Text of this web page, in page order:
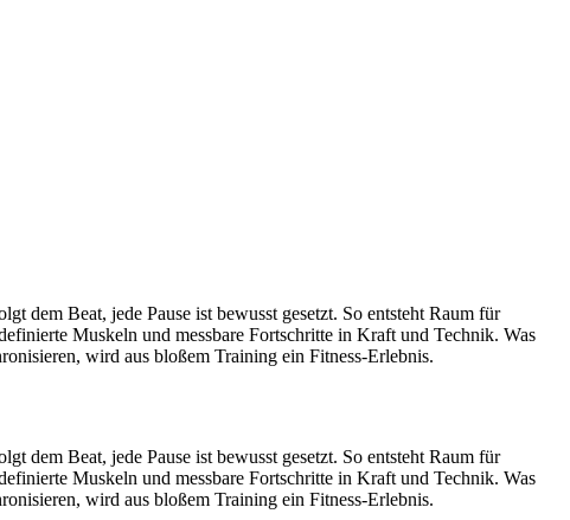
Beat, jede Pause ist bewusst gesetzt. So entsteht Raum für
Muskeln und messbare Fortschritte in Kraft und Technik. Was
wird aus bloßem Training ein Fitness-Erlebnis.
Beat, jede Pause ist bewusst gesetzt. So entsteht Raum für
Muskeln und messbare Fortschritte in Kraft und Technik. Was
wird aus bloßem Training ein Fitness-Erlebnis.